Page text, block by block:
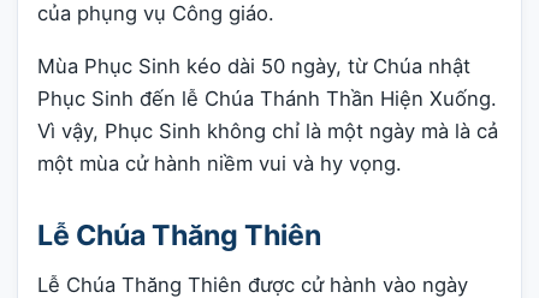
của phụng vụ Công giáo.
Mùa Phục Sinh kéo dài 50 ngày, từ Chúa nhật
Phục Sinh đến lễ Chúa Thánh Thần Hiện Xuống.
Vì vậy, Phục Sinh không chỉ là một ngày mà là cả
một mùa cử hành niềm vui và hy vọng.
Lễ Chúa Thăng Thiên
Lễ Chúa Thăng Thiên được cử hành vào ngày